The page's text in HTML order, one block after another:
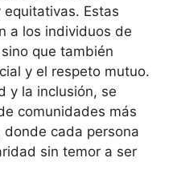
Estas
a los individuos de
que también
y el respeto mutuo.
y la inclusión, se
comunidades más
cada persona
sin temor a ser